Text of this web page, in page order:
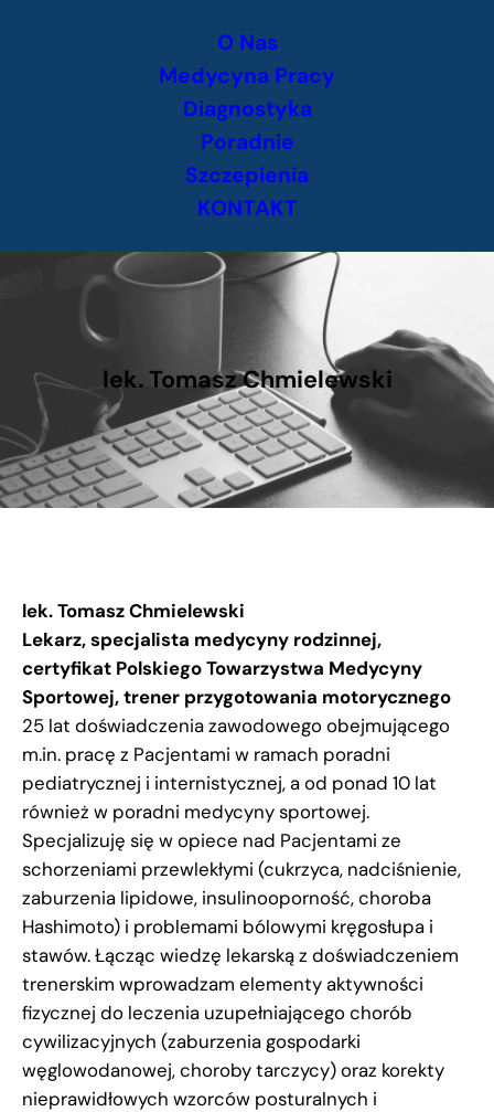
O Nas
Medycyna Pracy
Diagnostyka
Poradnie
Szczepienia
KONTAKT
lek. Tomasz Chmielewski
lek. Tomasz Chmielewski
Lekarz, specjalista medycyny rodzinnej,
certyfikat Polskiego Towarzystwa Medycyny
Sportowej, trener przygotowania motorycznego
25 lat doświadczenia zawodowego obejmującego
m.in. pracę z Pacjentami w ramach poradni
pediatrycznej i internistycznej, a od ponad 10 lat
również w poradni medycyny sportowej.
Specjalizuję się w opiece nad Pacjentami ze
schorzeniami przewlekłymi (cukrzyca, nadciśnienie,
zaburzenia lipidowe, insulinooporność, choroba
Hashimoto) i problemami bólowymi kręgosłupa i
stawów. Łącząc wiedzę lekarską z doświadczeniem
trenerskim wprowadzam elementy aktywności
fizycznej do leczenia uzupełniającego chorób
cywilizacyjnych (zaburzenia gospodarki
węglowodanowej, choroby tarczycy) oraz korekty
nieprawidłowych wzorców posturalnych i